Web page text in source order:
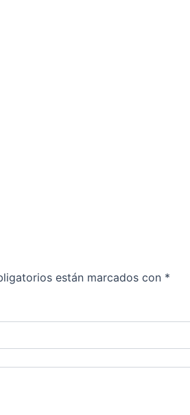
están marcados con *